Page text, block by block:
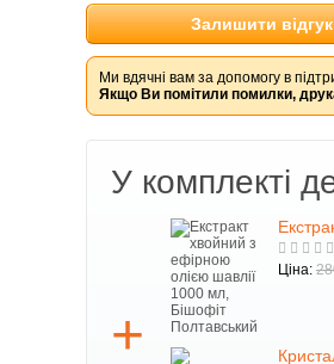
Залишити відгук
Ми вдячні вам за допомогу в
Якщо Ви помітили помилки,
У комплекті
Ціна: